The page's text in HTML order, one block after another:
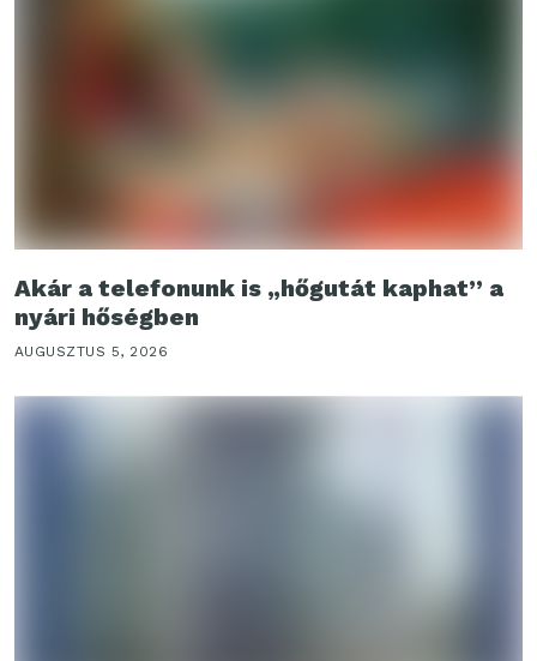
Akár a telefonunk is „hőgutát kaphat” a
nyári hőségben
AUGUSZTUS 5, 2026